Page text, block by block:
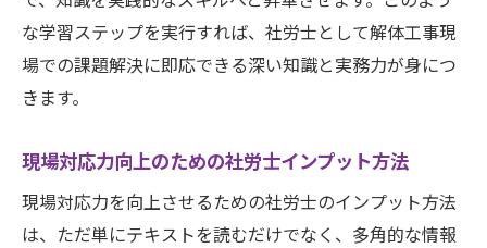
な学習ステップを実行すれば、社労士として解体工事現
場での課題解決に即応できる深い知識と実務力が身につ
きます。
現場対応力向上のための社労士インプット方法
現場対応力を向上させるための社労士のインプット方法
は、ただ単にテキストを読むだけでなく、多角的な情報